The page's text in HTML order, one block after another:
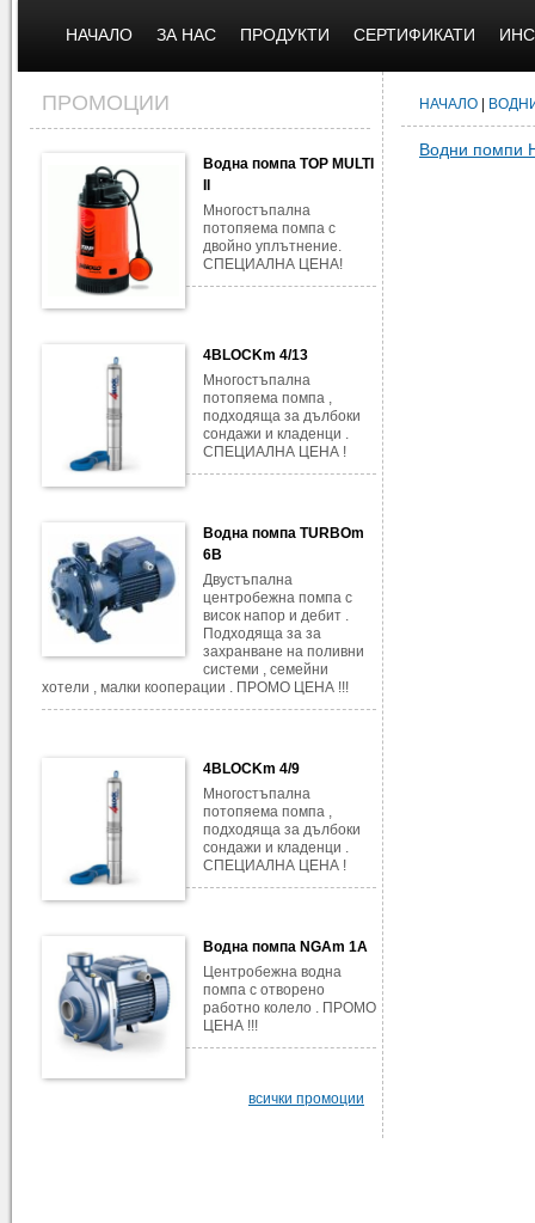
НАЧАЛО ЗА НАС ПРОДУКТИ СЕРТИФИКАТИ
ПРОМОЦИИ
Водна помпа TOP MULTI
Многостъпална
потопяема помпа с
двойно уплътнение.
СПЕЦИАЛНА ЦЕНА!
4BLOCKm 4/13
Многостъпална
потопяема помпа ,
подходяща за дълбоки
сондажи и кладенци .
СПЕЦИАЛНА ЦЕНА !
Водна помпа TURBOm
6B
Двустъпална
центробежна помпа с
висок напор и дебит .
Подходяща за за
захранване на поливни
системи , семейни
хотели , малки кооперации . ПРОМО ЦЕНА !!!
4BLOCKm 4/9
Многостъпална
потопяема помпа ,
подходяща за дълбоки
сондажи и кладенци .
СПЕЦИАЛНА ЦЕНА !
Водна помпа NGAm 1A
Центробежна водна
помпа с отворено
работно колело . ПРОМО
ЦЕНА !!!
всички промоции
НАЧАЛО
Водни помпи